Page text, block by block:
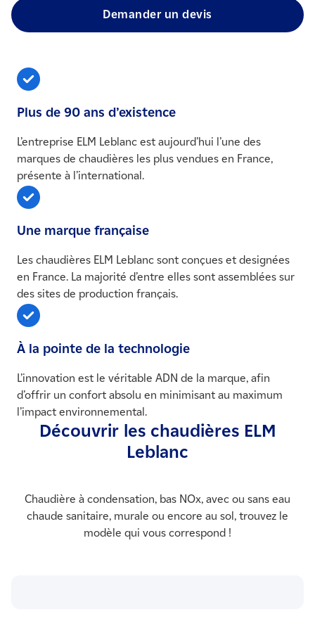
Demander un devis
Plus de 90 ans d’existence
L’entreprise ELM Leblanc est aujourd’hui l’une des
marques de chaudières les plus vendues en France,
présente à l’international.
Une marque française
Les chaudières ELM Leblanc sont conçues et designées
en France. La majorité d’entre elles sont assemblées sur
des sites de production français.
À la pointe de la technologie
L’innovation est le véritable ADN de la marque, afin
d’offrir un confort absolu en minimisant au maximum
l’impact environnemental.
Découvrir les chaudières ELM
Leblanc
Chaudière à condensation, bas NOx, avec ou sans eau
chaude sanitaire, murale ou encore au sol, trouvez le
modèle qui vous correspond !